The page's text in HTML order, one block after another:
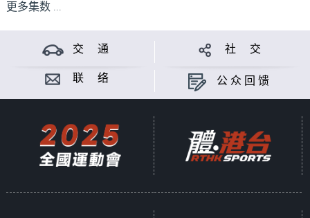
更多集数 ...
交 通 社 交
联 络 公众回馈